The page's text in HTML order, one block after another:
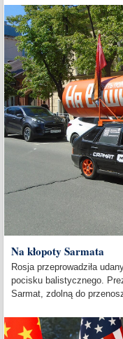
Na kłopoty Sarmata
Rosja przeprowadziła
pocisku balistycznego.
Sarmat, zdolną do